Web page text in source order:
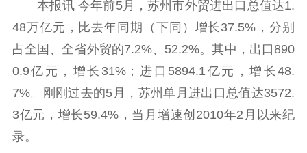
工作动态
理论武装
哲学社科
社科强省
本报讯 今年前5月，苏州市外贸进出口总值达1.
48万亿元，比去年同期（下同）增长37.5%，分别
占全国、全省外贸的7.2%、52.2%。其中，出口890
0.9亿元，增长31%；进口5894.1亿元，增长48.
7%。刚刚过去的5月，苏州单月进出口总值达3572.
3亿元，增长59.4%，当月增速创2010年2月以来纪
录。